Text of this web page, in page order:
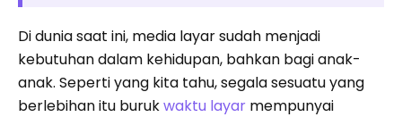
Di dunia saat ini, media layar sudah menjadi
kebutuhan dalam kehidupan, bahkan bagi anak-
anak. Seperti yang kita tahu, segala sesuatu yang
berlebihan itu burukwaktu layar mempunyai